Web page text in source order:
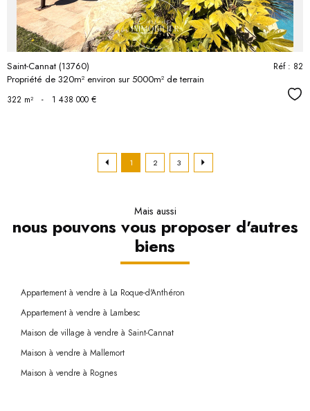
Saint-Cannat (13760)
Propriété de 320m² environ sur 5000m² de terrain
Réf : 82
322 m² - 1 438 000 €
1 2 3
Mais aussi
nous pouvons vous proposer d'autres
biens
Appartement à vendre à La Roque-d'Anthéron
Appartement à vendre à Lambesc
Maison de village à vendre à Saint-Cannat
Maison à vendre à Mallemort
Maison à vendre à Rognes